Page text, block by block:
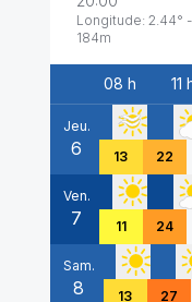
Longitude: 2.44°
184m
Date
08 h 11
Jeu.
6 13 22
Ven.
7 11 24
Sam.
8 13 27